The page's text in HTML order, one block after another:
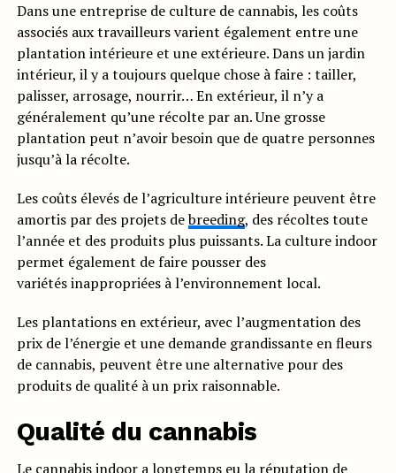
Dans une entreprise de culture de cannabis, les coûts
associés aux travailleurs varient également entre une
plantation intérieure et une extérieure. Dans un jardin
intérieur, il y a toujours quelque chose à faire : tailler,
palisser, arrosage, nourrir… En extérieur, il n’y a
généralement qu’une récolte par an. Une grosse
plantation peut n’avoir besoin que de quatre personnes
jusqu’à la récolte.
Les coûts élevés de l’agriculture intérieure peuvent être
amortis par des projets debreeding, des récoltes toute
l’année et des produits plus puissants. La culture indoor
permet également de faire pousser des
variétés inappropriées à l’environnement local.
Les plantations en extérieur, avec l’augmentation des
prix de l’énergie et une demande grandissante en fleurs
de cannabis, peuvent être une alternative pour des
produits de qualité à un prix raisonnable.
Qualité du cannabis
Le cannabis indoor a longtemps eu la réputation de